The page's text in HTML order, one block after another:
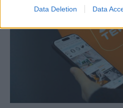
Data Deletion Data